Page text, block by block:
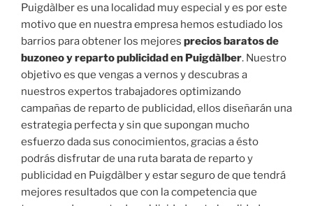
Puigdàlber es una localidad muy especial y es por este
motivo que en nuestra empresa hemos estudiado los
barrios para obtener los mejores precios baratos de
buzoneo y reparto publicidad en Puigdàlber. Nuestro
objetivo es que vengas a vernos y descubras a
nuestros expertos trabajadores optimizando
campañas de reparto de publicidad, ellos diseñarán una
estrategia perfecta y sin que supongan mucho
esfuerzo dada sus conocimientos, gracias a ésto
podrás disfrutar de una ruta barata de reparto y
publicidad en Puigdàlber y estar seguro de que tendrá
mejores resultados que con la competencia que